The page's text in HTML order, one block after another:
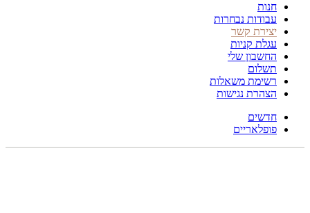
חנות
עבודות נבחרות
יצירת קשר
עגלת קניות
החשבון שלי
תשלום
רשימת משאלות
הצהרת נגישות
חדשים
פופלאריים